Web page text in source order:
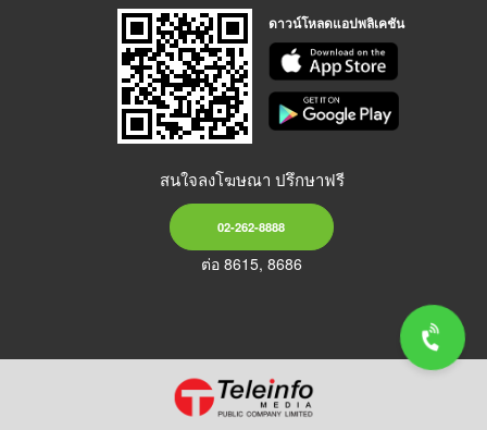
ดาวน์โหลดแอปพลิเคชัน
สนใจลงโฆษณา ปรึกษาฟรี
02-262-8888
ต่อ 8615, 8686